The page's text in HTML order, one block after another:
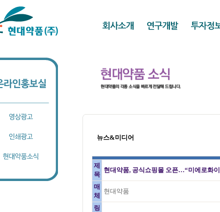
뉴스&미디어
제
목
현대약품, 공식쇼핑몰 오픈…“미에로화
매
체
현대약품
링